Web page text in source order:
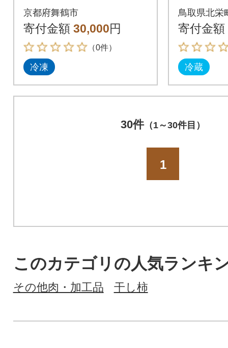
西京味噌焼き 1.8kg
京都府舞鶴市
寄付金額 30,000円
（0件）
冷凍
鳥取県北栄
寄付金額
冷蔵
30件（1～30件目）
1
このカテゴリの人気ランキ
その他肉・加工品 干し柿